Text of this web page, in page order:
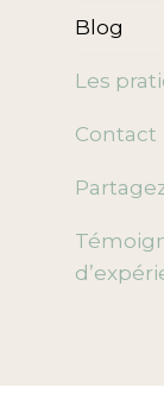
Blog
Les
Contact